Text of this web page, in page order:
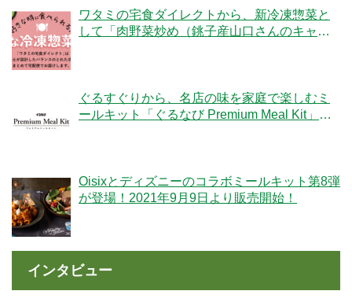
ワタミの宅食ダイレクトから、新冷凍惣菜と
して「肉野菜炒め（銚子産山口さんのキャベ
ぐるすぐりから、名店の味を家庭で楽しむミ
ールキット「ぐるなび Premium Meal Kit」シ
Oisixとディズニーのコラボミールキット第8弾
が登場！2021年9月9日より販売開始！
インタビュー